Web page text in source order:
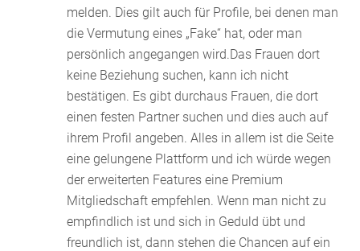
melden. Dies gilt auch für Profile, bei denen man
die Vermutung eines „Fake“ hat, oder man
persönlich angegangen wird.Das Frauen dort
keine Beziehung suchen, kann ich nicht
bestätigen. Es gibt durchaus Frauen, die dort
einen festen Partner suchen und dies auch auf
ihrem Profil angeben. Alles in allem ist die Seite
eine gelungene Plattform und ich würde wegen
der erweiterten Features eine Premium
Mitgliedschaft empfehlen. Wenn man nicht zu
empfindlich ist und sich in Geduld übt und
freundlich ist, dann stehen die Chancen auf ein